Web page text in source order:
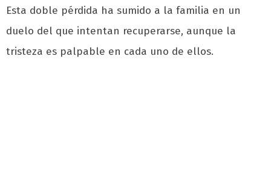
Esta doble pérdida ha sumido a la familia en un
duelo del que intentan recuperarse, aunque la
tristeza es palpable en cada uno de ellos.